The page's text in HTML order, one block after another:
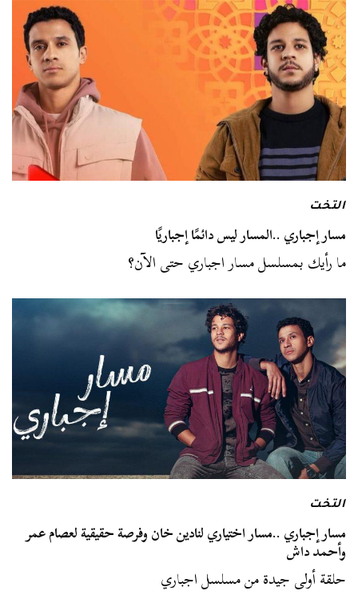
التخت
مسار إجباري ..المسار ليس دائمًا إجباريًا
ما رأيك بمسلسل مسار اجباري حتى الآن؟
التخت
مسار إجباري ..مسار اختياري لنادين خان وفرصة حقيقية لعصام عمر
وأحمد داش
حلقة أولى جيدة من مسلسل اجباري